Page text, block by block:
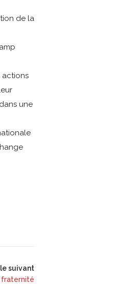
de la
actions
une
suivant
fraternité